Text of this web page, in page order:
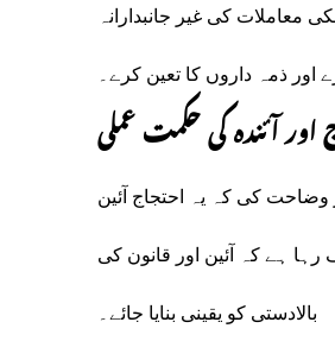
معاملات کی غیر جانبدارانہ
اور ذمہ داروں کا تعین کرے۔
کے احتجاج کا ذکر کیا اور وضاحت کی کہ یہ احتجاج آئین
رہا ہے کہ آئین اور قانون کی
بالادستی کو یقینی بنایا جائے۔